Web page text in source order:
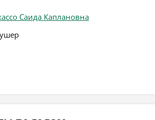
Саида Каплановна